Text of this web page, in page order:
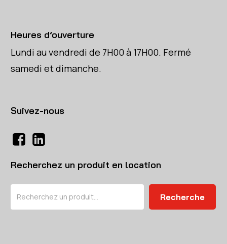
Heures d’ouverture
Lundi au vendredi de 7H00 à 17H00. Fermé
samedi et dimanche.
Suivez-nous
Recherchez un produit en location
Recherche